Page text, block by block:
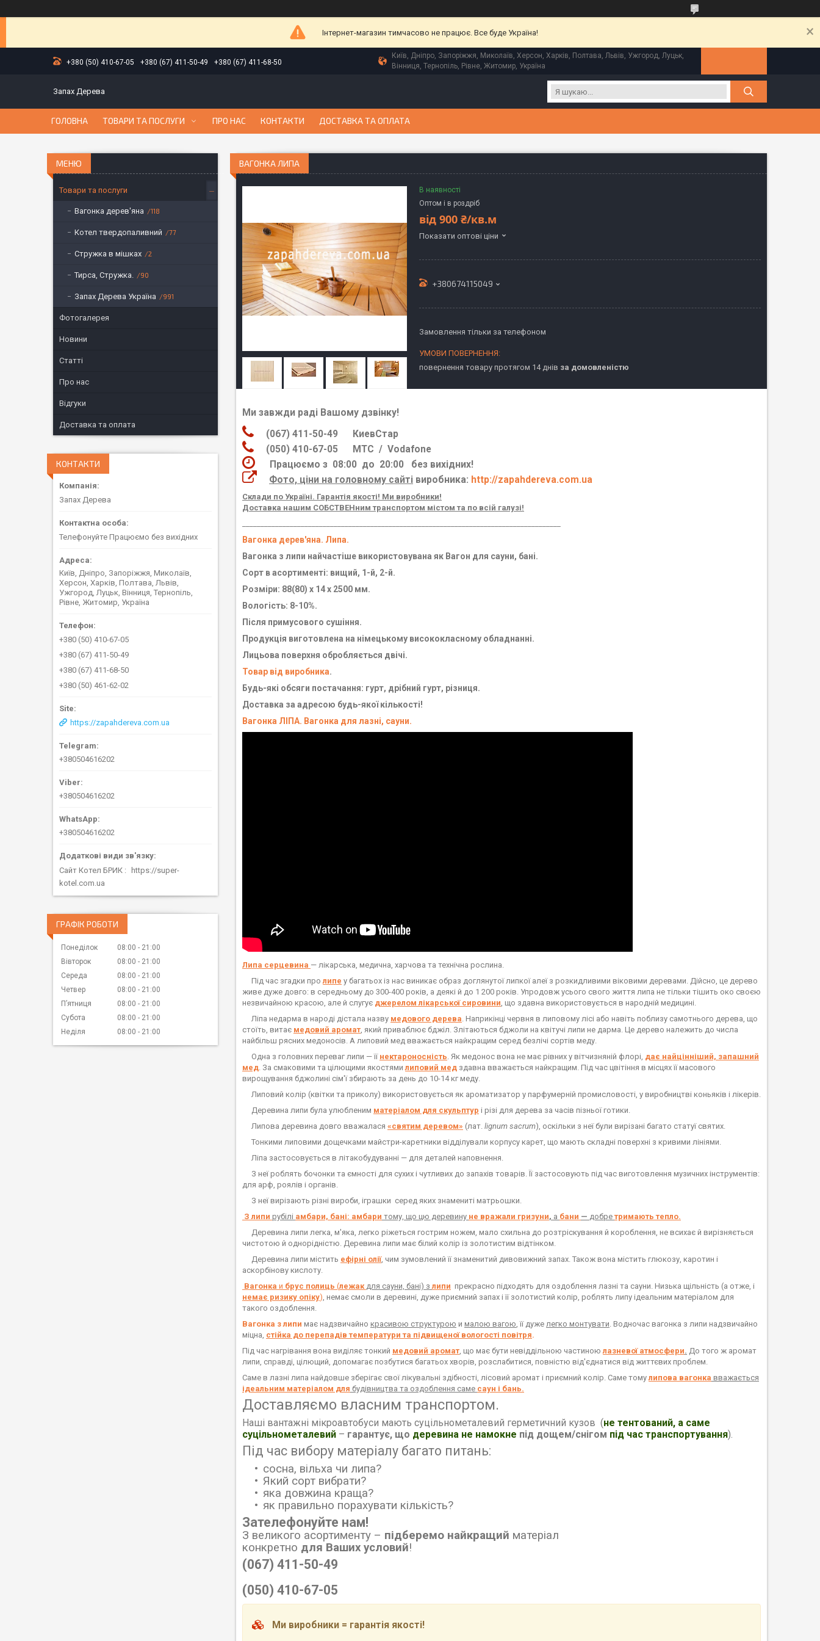
Інтернет-магазин тимчасово не працює. Все буде Україна!
+380 (50) 410-67-05 +380 (67) 411-50-49 +380 (67) 411-68-50
Київ, Дніпро, Запоріжжя, Миколаїв, Херсон, Харків, Полтава, Львів, Ужгород, Луцьк,
Вінниця, Тернопіль, Рівне, Житомир, Україна
Запах Дерева
ГОЛОВНА ТОВАРИ ТА ПОСЛУГИ ПРО НАС КОНТАКТИ ДОСТАВКА ТА ОПЛАТА
ВАГОНКА ЛИПА
В наявності
Оптом і в роздріб
від 900 ₴/кв.м
Показати оптові ціни
+380674115049
Замовлення тільки за телефоном
повернення товару протягом 14 днів за домовленістю
Ми завжди раді Вашому дзвінку!
(067) 411-50-49 КиевСтар
(050) 410-67-05 МТС / Vodafone
Працюємо з 08:00 до 20:00 без вихідних!
Фото, ціни на головному сайті виробника: http://zapahdereva.com.ua
Склади по Україні. Гарантія якості! Ми виробники!
Доставка нашим СОБСТВЕНним транспортом містом та по всій галузі!
Вагонка дерев'яна. Липа.
Вагонка з липи найчастіше використовувана як Вагон для сауни, бані.
Сорт в асортименті: вищий, 1-й, 2-й.
Розміри: 88(80) х 14 х 2500 мм.
Вологість: 8-10%.
Після примусового сушіння.
Продукція виготовлена на німецькому висококласному обладнанні.
Лицьова поверхня обробляється двічі.
Товар від виробника.
Будь-які обсяги постачання: гурт, дрібний гурт, різниця.
Доставка за адресою будь-якої кількості!
Вагонка ЛІПА. Вагонка для лазні, сауни.
Липа серцевина — лікарська, медична, харчова та технічна рослина.
Під час згадки пролипе у багатьох із нас виникає образ доглянутої липкої алеї з розкидливими віковими деревами. Дійсно, це дерево
живе дуже довго: в середньому до 300-400 років, а деякі й до 1 200 років. Упродовж усього свого життя липа не тільки тішить око своєю
незвичайною красою, але й слугує джерелом лікарської сировини, що здавна використовується в народній медицині.
Ліпа недарма в народі дістала назву медового дерева. Наприкінці червня в липовому лісі або навіть поблизу самотнього дерева, що
стоїть, витає медовий аромат, який приваблює бджіл. Злітаються бджоли на квітучі липи не дарма. Це дерево належить до числа
найбільш рясних медоносів. А липовий мед вважається найкращим серед безлічі сортів меду.
Одна з головних переваг липи — її нектароносність. Як медонос вона не має рівних у вітчизняній флорі, дає найцінніший, запашний
мед. За смаковими та цілющими якостямилиповий мед здавна вважається найкращим. Під час цвітіння в місцях її масового
вирощування бджолині сім'ї збирають за день до 10-14 кг меду.
Липовий колір (квітки та приколу) використовується як ароматизатор у парфумерній промисловості, у виробництві коньяків і лікерів.
Деревина липи була улюбленим матеріалом для скульптур і різі для дерева за часів пізньої готики.
Липова деревина довго вважалася «святим деревом» (лат. lignum sacrum), оскільки з неї були вирізані багато статуї святих.
Тонкими липовими дощечками майстри-каретники відділували корпусу карет, що мають складні поверхні з кривими лініями.
Ліпа застосовується в літакобудуванні — для деталей наповнення.
З неї роблять бочонки та ємності для сухих і чутливих до запахів товарів. Її застосовують під час виготовлення музичних інструментів:
для арф, роялів і органів.
З неї вирізають різні вироби, іграшки серед яких знамениті матрьошки.
З липи рубілі амбари, бані: амбари тому, що цю деревину не вражали гризуни, а бани — добретримають тепло.
Деревина липи легка, м'яка, легко ріжеться гострим ножем, мало схильна до розтріскування й короблення, не всихає й вирізняється
чистотою й однорідністю. Деревина липи має білий колір із золотистим відтінком.
Деревина липи містить ефірні олії, чим зумовлений її знаменитий дивовижний запах. Також вона містить глюкозу, каротин і
аскорбінову кислоту.
Вагонка и брус полиць (лежак для сауни, бані) злипи прекрасно підходять для оздоблення лазні та сауни. Низька щільність (а отже, і
немає ризику опіку), немає смоли в деревині, дуже приємний запах і її золотистий колір, роблять липу ідеальним матеріалом для
такого оздоблення.
Вагонка з липи має надзвичайно красивою структурою и малою вагою, її дуже легко монтувати. Водночас вагонка з липи надзвичайно
міцна, стійка до перепадів температури та підвищеної вологості повітря.
Під час нагрівання вона виділяє тонкий медовий аромат, що має бути невіддільною частиноюлазневої атмосфери. До того ж аромат
липи, справді, цілющий, допомагає позбутися багатьох хворів, розслабитися, повністю від'єднатися від життєвих проблем.
Саме в лазні липа найдовше зберігає свої лікувальні здібності, лісовий аромат і приємний колір. Саме томулипова вагонка вважається
ідеальним матеріалом для будівництва та оздоблення саме саун і бань.
Доставляємо власним транспортом.
Наші вантажні мікроавтобуси мають суцільнометалевий герметичний кузов (не тентований, а саме
суцільнометалевий – гарантує, що деревина не намокне під дощем/снігом під час транспортування).
Під час вибору матеріалу багато питань:
сосна, вільха чи липа?
Який сорт вибрати?
яка довжина краща?
як правильно порахувати кількість?
Зателефонуйте нам!
З великого асортименту – підберемо найкращий матеріал
конкретно для Ваших условий!
(067) 411-50-49
(050) 410-67-05
Ми виробники = гарантія якості!
Товари та послуги
Вагонка дерев'яна 118
Котел твердопаливний 77
Стружка в мішках 2
Тирса, Стружка. 90
Запах Дерева Україна 991
Фотогалерея
Новини
Статті
Про нас
Відгуки
Доставка та оплата
КОНТАКТИ
Запах Дерева
Телефонуйте Працюємо без вихідних
Київ, Дніпро, Запоріжжя, Миколаїв,
Херсон, Харків, Полтава, Львів,
Ужгород, Луцьк, Вінниця, Тернопіль,
Рівне, Житомир, Україна
+380 (50) 410-67-05
+380 (67) 411-50-49
+380 (67) 411-68-50
+380 (50) 461-62-02
https://zapahdereva.com.ua
+380504616202
+380504616202
+380504616202
Сайт Котел БРИК
https://super-
kotel.com.ua
ГРАФІК РОБОТИ
Понеділок 08:00
21:00
Вівторок
08:00
21:00
Середа
08:00
21:00
Четвер
08:00
21:00
Пʼятниця
08:00
21:00
Субота
08:00
21:00
Неділя
08:00 21:00